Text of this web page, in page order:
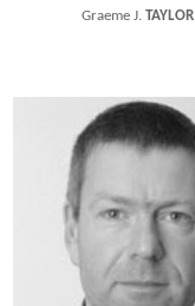
Graeme J. TAYLOR